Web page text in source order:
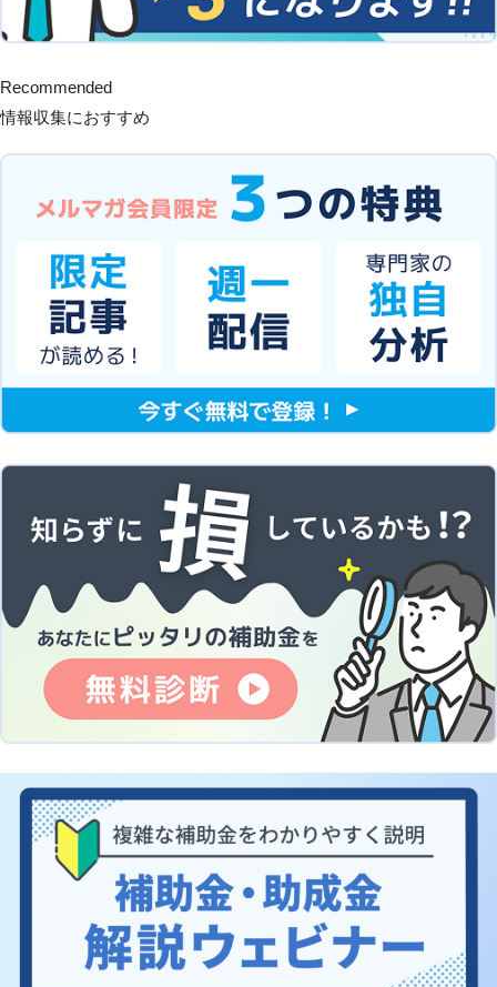
Recommended
情報収集におすすめ